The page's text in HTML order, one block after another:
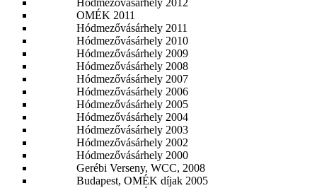
Hódmezővásárhely 2012
OMÉK 2011
Hódmezővásárhely 2011
Hódmezővásárhely 2010
Hódmezővásárhely 2009
Hódmezővásárhely 2008
Hódmezővásárhely 2007
Hódmezővásárhely 2006
Hódmezővásárhely 2005
Hódmezővásárhely 2004
Hódmezővásárhely 2003
Hódmezővásárhely 2002
Hódmezővásárhely 2000
Gerébi Verseny, WCC, 2008
Budapest, OMÉK díjak 2005